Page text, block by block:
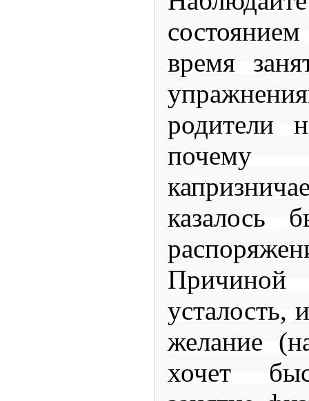
состоянием
время
родители
казалось
усталость,
желание
хочет